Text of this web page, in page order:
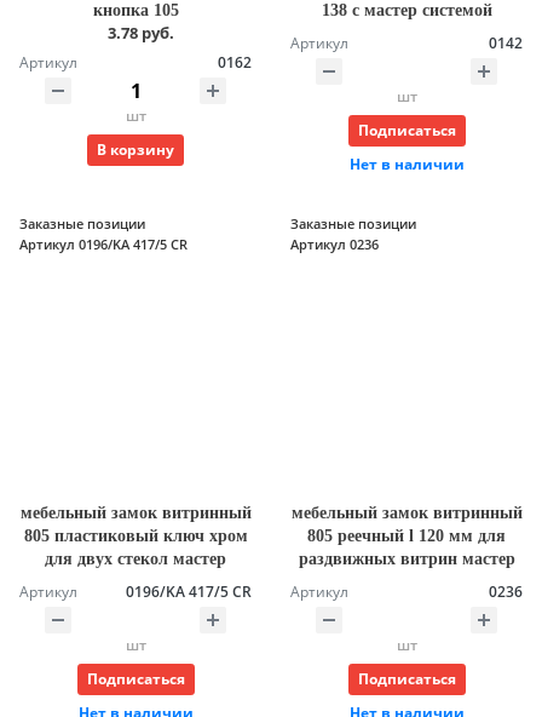
кнопка 105
3.78 руб.
Артикул 0162
шт
В корзину
138 с мастер системой
Артикул 0142
шт
Подписаться
Нет в наличии
Заказные позиции
Артикул 0196/KA 417/5 CR
мебельный замок витринный
805 пластиковый ключ хром
для двух стекол мастер
Артикул 0196/KA 417/5 CR
шт
Подписаться
Нет в наличии
Заказные позиции
Артикул 0236
мебельный замок витринный
805 реечный l 120 мм для
раздвижных витрин мастер
Артикул 0236
шт
Подписаться
Нет в наличии